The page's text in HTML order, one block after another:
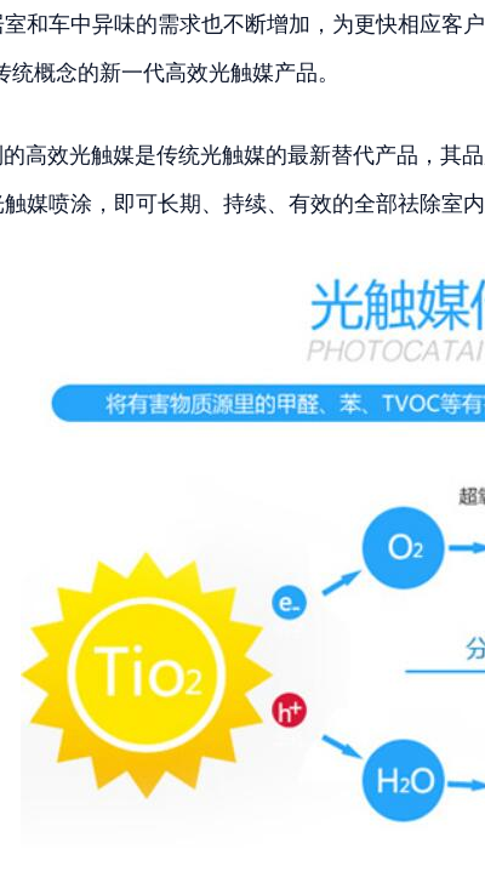
和车中异味的需求也不断增加，为更快相应客
统概念的新一代高效光触媒产品。
效光触媒是传统光触媒的最新替代产品，其
媒喷涂，即可长期、持续、有效的全部祛除室